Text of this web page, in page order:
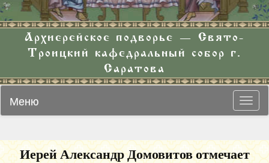
Архиерейское подворье — Свято-
Троицкий кафедральный собор г.
Саратова
Меню
Иерей Александр Домовитов отмечает